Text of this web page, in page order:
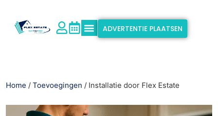
ADVERTENTIE PLAATSEN
Home / Toevoegingen / Installatie door Flex Estate